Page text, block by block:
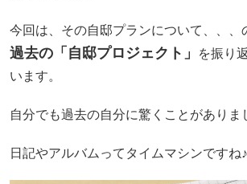
今回は、その自邸プランについて、、、
過去の「自邸プロジェクト」
を振り
います。
自分でも過去の自分に驚くことがありま
日記やアルバムってタイムマシンですね♪